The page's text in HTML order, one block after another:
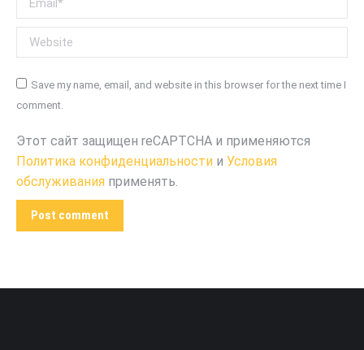
Website
Save my name, email, and website in this browser for the next time I
comment.
Этот сайт защищен reCAPTCHA и применяются
Политика конфиденциальности и Условия
обслуживания применять.
Post comment